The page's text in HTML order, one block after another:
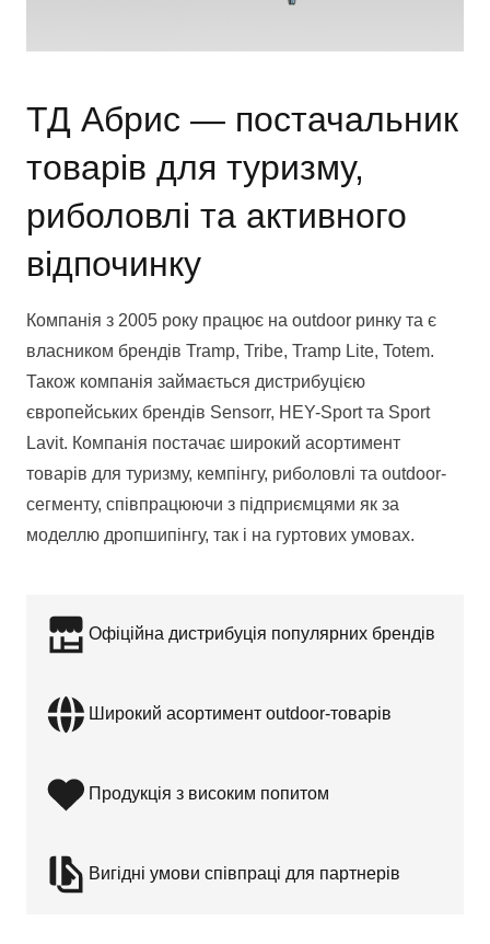
ТД Абрис — постачальник
товарів для туризму,
риболовлі та активного
відпочинку
Компанія з 2005 року працює на outdoor ринку та є
власником брендів Tramp, Tribe, Tramp Lite, Totem.
Також компанія займається дистрибуцією
європейських брендів Sensorr, HEY-Sport та Sport
Lavit. Компанія постачає широкий асортимент
товарів для туризму, кемпінгу, риболовлі та outdoor-
сегменту, співпрацюючи з підприємцями як за
моделлю дропшипінгу, так і на гуртових умовах.
Офіційна дистрибуція популярних брендів
Широкий асортимент outdoor-товарів
Продукція з високим попитом
Вигідні умови співпраці для партнерів